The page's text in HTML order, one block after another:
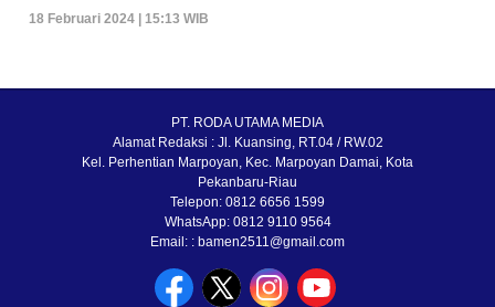
18 Februari 2024 | 15:13 WIB
PT. RODA UTAMA MEDIA
Alamat Redaksi : Jl. Kuansing, RT.04 / RW.02
Kel. Perhentian Marpoyan, Kec. Marpoyan Damai, Kota
Pekanbaru-Riau
Telepon: 0812 6656 1599
WhatsApp: 0812 9110 9564
Email: : bamen2511@gmail.com